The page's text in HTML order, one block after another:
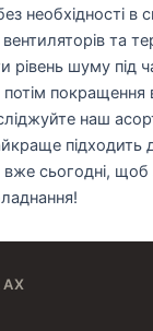
необхідності в
вентиляторів та
рівень шуму під
потім покращення
наш
підходить
вже сьогодні,